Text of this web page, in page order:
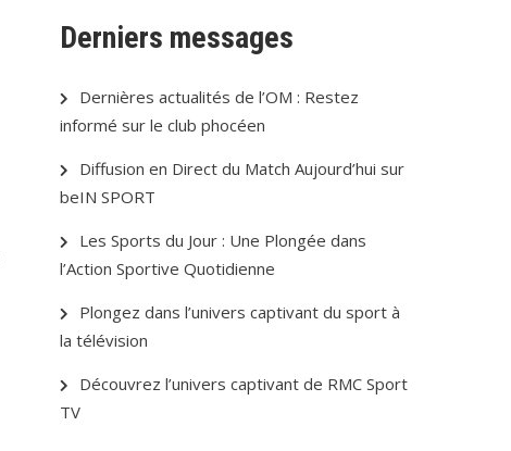
Derniers messages
Dernières actualités de l’OM : Restez
informé sur le club phocéen
Diffusion en Direct du Match Aujourd’hui sur
beIN SPORT
Les Sports du Jour : Une Plongée dans
l’Action Sportive Quotidienne
Plongez dans l’univers captivant du sport à
la télévision
Découvrez l’univers captivant de RMC Sport
TV